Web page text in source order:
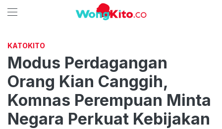
KATOKITO
Modus Perdagangan
Orang Kian Canggih,
Komnas Perempuan Minta
Negara Perkuat Kebijakan